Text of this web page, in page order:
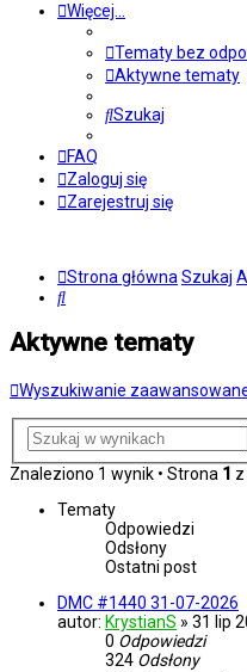
Więcej…
Tematy bez
Aktywne tematy
Szukaj
FAQ
Zaloguj się
Zarejestruj się
Strona główna Szukaj
Szukaj
Aktywne tematy
Wyszukiwanie
Znaleziono 1 wynik • Strona 1 z
Tematy
Odpowiedzi
Odsłony
Ostatni post
DMC #1440 31-07-2026
autor: KrystianS » 31 lip
0 Odpowiedzi
324 Odsłony